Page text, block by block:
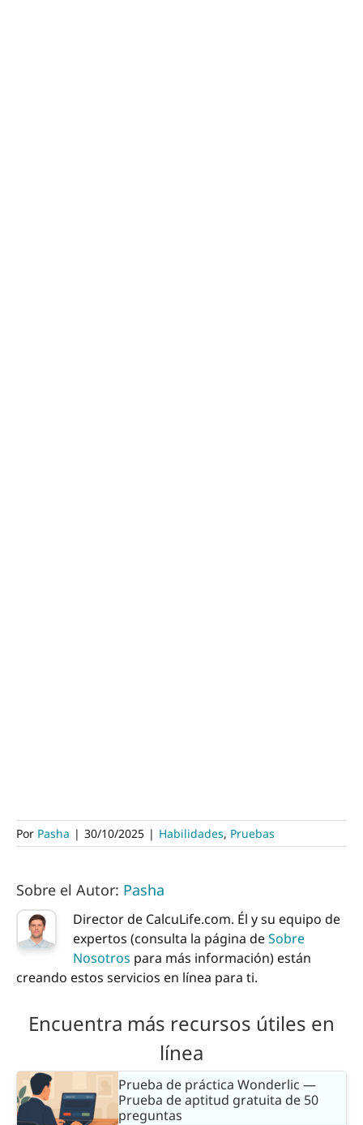
Por Pasha | 30/10/2025 | Habilidades, Pruebas
Sobre el Autor: Pasha
Director de CalcuLife.com. Él y su equipo de
expertos (consulta la página deSobre
Nosotros para más información) están
creando estos servicios en línea para ti.
Encuentra más recursos útiles en
línea
Prueba de práctica Wonderlic —
Prueba de aptitud gratuita de 50
preguntas